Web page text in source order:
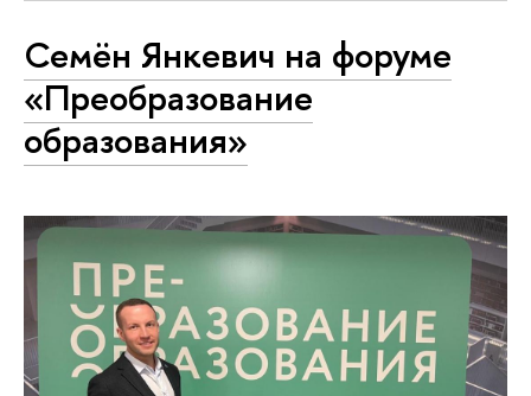
Семён Янкевич на форуме
«Преобразование
образования»